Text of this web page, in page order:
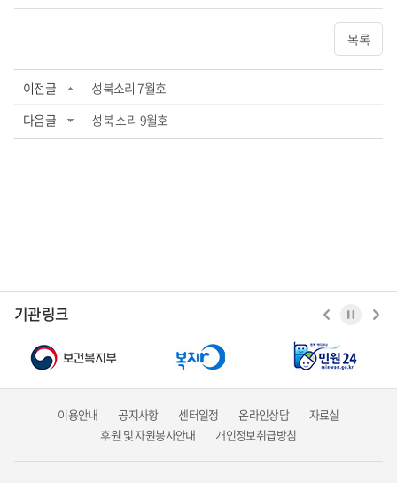
목록
이전글
성북소리 7월호
다음글
성북 소리 9월호
기관링크
이용안내 공지사항 센터일정 온라인상담
자료실
후원 및 자원봉사안내
개인정보취급방침